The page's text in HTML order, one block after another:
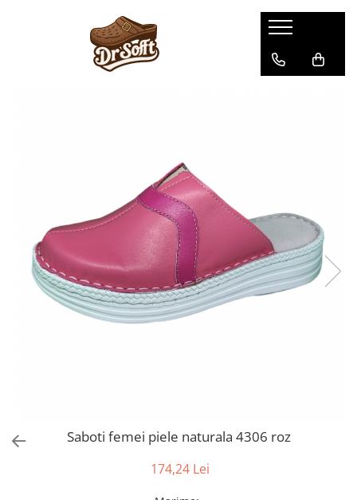
Saboti femei piele naturala 4306 roz
174,24 Lei